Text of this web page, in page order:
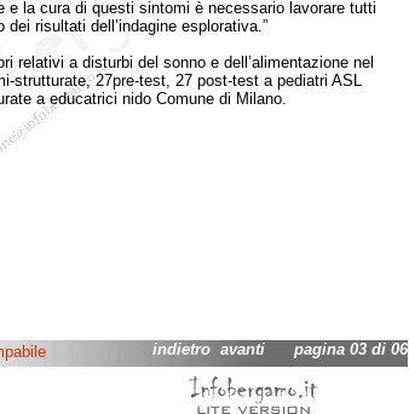
e la cura di questi sintomi è necessario lavorare tutti
risultati dell’indagine esplorativa.”
a disturbi del sonno e dell’alimentazione nel
strutturate, 27pre-test, 27 post-test a pediatri ASL
a educatrici nido Comune di Milano.
indietro avantipagina 03 di 06